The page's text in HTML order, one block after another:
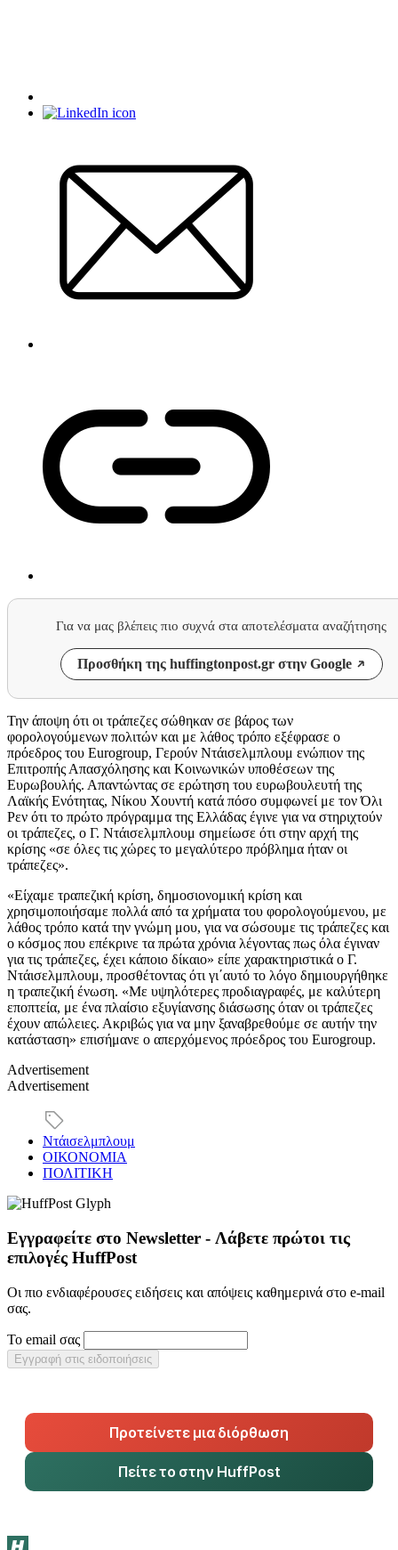
Για να μας βλέπεις πιο συχνά στα αποτελέσματα αναζήτησης
Προσθήκη της huffingtonpost.gr στην Google
Την άποψη ότι οι τράπεζες σώθηκαν σε βάρος των
φορολογούμενων πολιτών και με λάθος τρόπο εξέφρασε ο
πρόεδρος του Eurogroup, Γερούν Ντάισελμπλουμ ενώπιον της
Επιτροπής Απασχόλησης και Κοινωνικών υποθέσεων της
Ευρωβουλής. Απαντώντας σε ερώτηση του ευρωβουλευτή της
Λαϊκής Ενότητας, Νίκου Χουντή κατά πόσο συμφωνεί με τον Όλι
Ρεν ότι το πρώτο πρόγραμμα της Ελλάδας έγινε για να στηριχτούν
οι τράπεζες, ο Γ. Ντάισελμπλουμ σημείωσε ότι στην αρχή της
κρίσης «σε όλες τις χώρες το μεγαλύτερο πρόβλημα ήταν οι
τράπεζες».
«Είχαμε τραπεζική κρίση, δημοσιονομική κρίση και
χρησιμοποιήσαμε πολλά από τα χρήματα του φορολογούμενου, με
λάθος τρόπο κατά την γνώμη μου, για να σώσουμε τις τράπεζες και
ο κόσμος που επέκρινε τα πρώτα χρόνια λέγοντας πως όλα έγιναν
για τις τράπεζες, έχει κάποιο δίκαιο» είπε χαρακτηριστικά ο Γ.
Ντάισελμπλουμ, προσθέτοντας ότι γι΄αυτό το λόγο δημιουργήθηκε
η τραπεζική ένωση. «Με υψηλότερες προδιαγραφές, με καλύτερη
εποπτεία, με ένα πλαίσιο εξυγίανσης διάσωσης όταν οι τράπεζες
έχουν απώλειες. Ακριβώς για να μην ξαναβρεθούμε σε αυτήν την
κατάσταση» επισήμανε ο απερχόμενος πρόεδρος του Eurogroup.
Advertisement
Advertisement
Ντάισελμπλουμ
ΟΙΚΟΝΟΜΙΑ
ΠΟΛΙΤΙΚΗ
Εγγραφείτε στο Newsletter - Λάβετε πρώτοι τις
επιλογές HuffPost
Οι πιο ενδιαφέρουσες ειδήσεις και απόψεις καθημερινά στο e-mail
σας.
Το email σας
Εγγραφή στις ειδοποιήσεις
Προτείνετε μια διόρθωση
Πείτε το στην HuffPost